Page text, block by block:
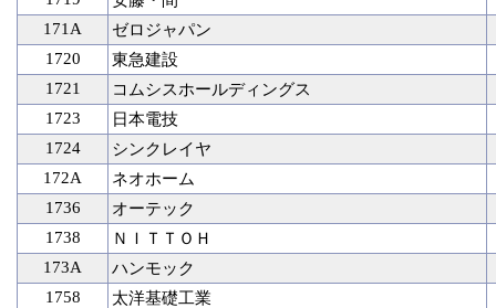
171A
ゼロジャパン
1720
東急建設
1721
コムシスホールディングス
1723
日本電技
1724
シンクレイヤ
172A
ネオホーム
1736
オーテック
1738
ＮＩＴＴＯＨ
173A
ハンモック
1758
太洋基礎工業